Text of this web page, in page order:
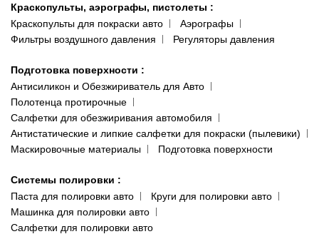
Краскопульты, аэрографы, пистолеты :
Краскопульты для покраски авто
Аэрографы
Фильтры воздушного давления
Регуляторы давления
Подготовка поверхности :
Антисиликон и Обезжириватель для Авто
Полотенца протирочные
Салфетки для обезжиривания автомобиля
Антистатические и липкие салфетки для покраски (пылевики)
Маскировочные материалы
Подготовка поверхности
Системы полировки :
Паста для полировки авто
Круги для полировки авто
Машинка для полировки авто
Салфетки для полировки авто